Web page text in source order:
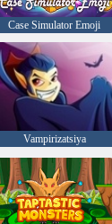
Case Simulator Emoji
Vampirizatsiya